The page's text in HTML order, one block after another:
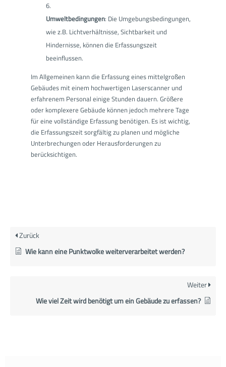
Umweltbedingungen: Die Umgebungsbedingungen,
wie z.B. Lichtverhältnisse, Sichtbarkeit und
Hindernisse, können die Erfassungszeit
beeinflussen.
Im Allgemeinen kann die Erfassung eines mittelgroßen
Gebäudes mit einem hochwertigen Laserscanner und
erfahrenem Personal einige Stunden dauern. Größere
oder komplexere Gebäude können jedoch mehrere Tage
für eine vollständige Erfassung benötigen. Es ist wichtig,
die Erfassungszeit sorgfältig zu planen und mögliche
Unterbrechungen oder Herausforderungen zu
berücksichtigen.
Zurück
Wie kann eine Punktwolke weiterverarbeitet werden?
Weiter
Wie viel Zeit wird benötigt um ein Gebäude zu erfassen?